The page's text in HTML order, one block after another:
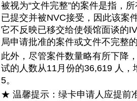
被视为“文件完整”的案件是指，
已提交并被NVC接受，因此该案
它不反映已移交给使领馆面谈的
局申请批准的案件或文件不完整的
此外，尽管案件数量略有所下降
试的人数从11月份的36,619 人，
5。
★ 温馨提示：绿卡申请人应提前